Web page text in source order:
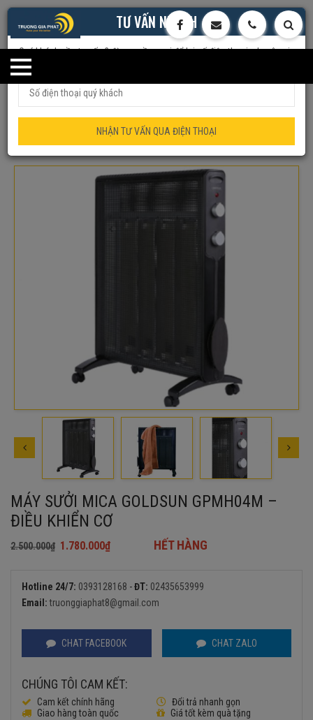
MÁY SƯỞI MICA GOLDSUN GPMH04M –
ĐIỀU KHIỂN CƠ
2.500.000₫
2.500.000₫.
1.780.000₫
HẾT HÀNG
Hotline 24/7: 0393128168 -ĐT: 02435653999
Email: truonggiaphat8@gmail.com
CHAT FACEBOOK CHAT ZALO
CHÚNG TÔI CAM KẾT:
Cam kết chính hãng
Đổi trả nhanh gọn
Giao hàng toàn quốc
Giá tốt kèm quà tặng
TƯ VẤN NHANH
Quý khách cần tư vấn ? đừng ngần ngại để lại số điện thoại, chuyên gia
NHẬN TƯ VẤN QUA ĐIỆN THOẠI